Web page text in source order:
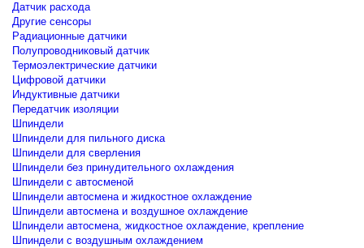
Датчик расхода
Другие сенсоры
Радиационные датчики
Полупроводниковый датчик
Термоэлектрические датчики
Цифровой датчики
Индуктивные датчики
Передатчик изоляции
Шпиндели
Шпиндели для пильного диска
Шпиндели для сверления
Шпиндели без принудительного охлаждения
Шпиндели с автосменой
Шпиндели автосмена и жидкостное охлаждение
Шпиндели автосмена и воздушное охлаждение
Шпиндели автосмена, жидкостное охлаждение, крепление
Шпиндели с воздушным охлаждением